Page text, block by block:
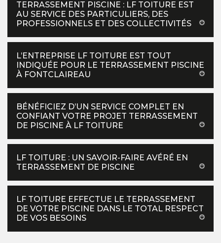
TERRASSEMENT PISCINE : LF TOITURE EST
AU SERVICE DES PARTICULIERS, DES
PROFESSIONNELS ET DES COLLECTIVITÉS
L’ENTREPRISE LF TOITURE EST TOUT
INDIQUÉE POUR LE TERRASSEMENT PISCINE
À FONTCLAIREAU
BÉNÉFICIEZ D’UN SERVICE COMPLET EN
CONFIANT VOTRE PROJET TERRASSEMENT
DE PISCINE À LF TOITURE
LF TOITURE : UN SAVOIR-FAIRE AVÉRÉ EN
TERRASSEMENT DE PISCINE
LF TOITURE EFFECTUE LE TERRASSEMENT
DE VOTRE PISCINE DANS LE TOTAL RESPECT
DE VOS BESOINS